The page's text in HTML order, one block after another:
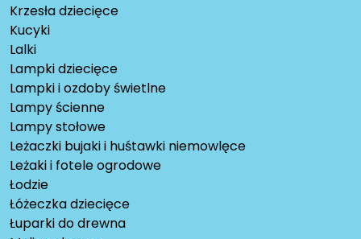
Krzesła dziecięce
Kucyki
Lalki
Lampki dziecięce
Lampki i ozdoby świetlne
Lampy ścienne
Lampy stołowe
Leżaczki bujaki i huśtawki niemowlęce
Leżaki i fotele ogrodowe
Łodzie
Łóżeczka dziecięce
Łuparki do drewna